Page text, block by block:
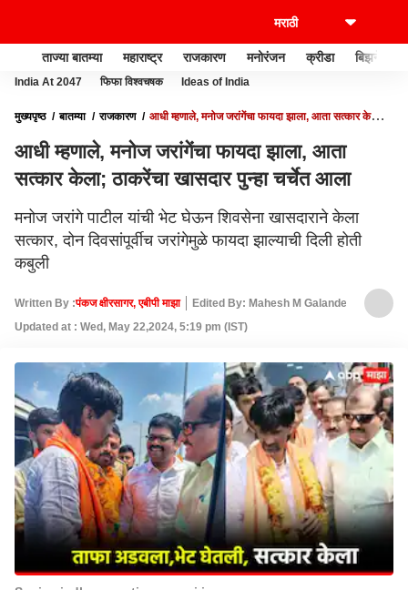
ताज्या बातम्या महाराष्ट्र राजकारण मनोरंजन क्रीडा बिझनेस
India At 2047 फिफा विश्वचषक Ideas of India
मुख्यपृष्ठ बातम्या राजकारण
आधी म्हणाले, मनोज जरांगेंचा फायदा झाला, आता सत्कार केला;
आधी म्हणाले, मनोज जरांगेंचा फायदा झाला, आता
सत्कार केला; ठाकरेंचा खासदार पुन्हा चर्चेत आला
मनोज जरांगे पाटील यांची भेट घेऊन शिवसेना खासदाराने केला
सत्कार, दोन दिवसांपूर्वीच जरांगेमुळे फायदा झाल्याची दिली होती
कबुली
Written By :पंकज क्षीरसागर, एबीपी माझा
Edited By: Mahesh M Galande
Updated at : Wed, May 22,2024, 5:19 pm (IST)